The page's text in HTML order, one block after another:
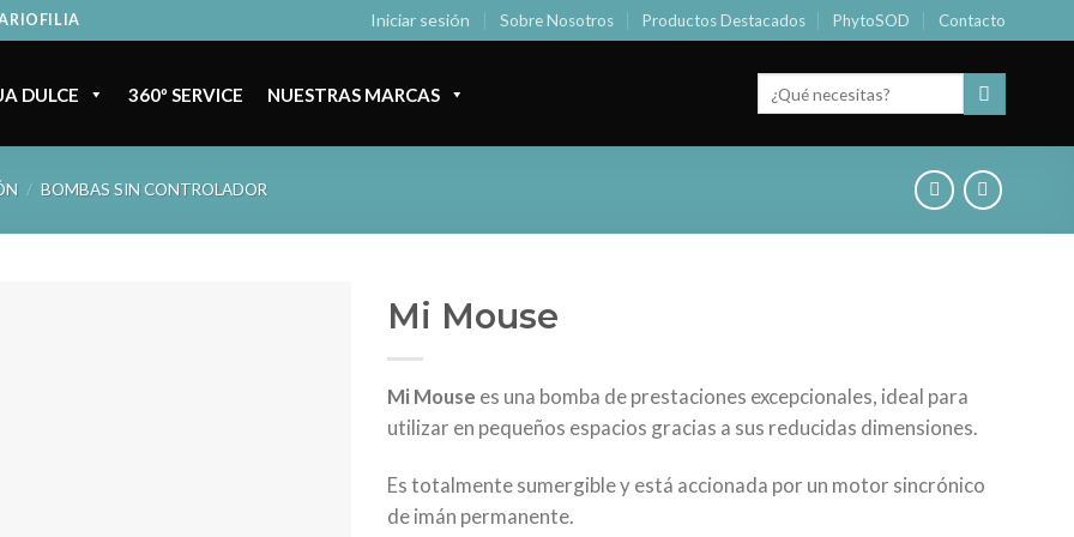
Iniciar sesión Sobre Nosotros Productos Destacados PhytoSOD Contacto
DULCE 360º SERVICE NUESTRAS MARCAS
por:
/ BOMBAS SIN CONTROLADOR
Mi Mouse
Mi Mouse es una bomba de prestaciones excepcionales, ideal para
utilizar en pequeños espacios gracias a sus reducidas dimensiones.
Es totalmente sumergible y está accionada por un motor sincrónico
de imán permanente.